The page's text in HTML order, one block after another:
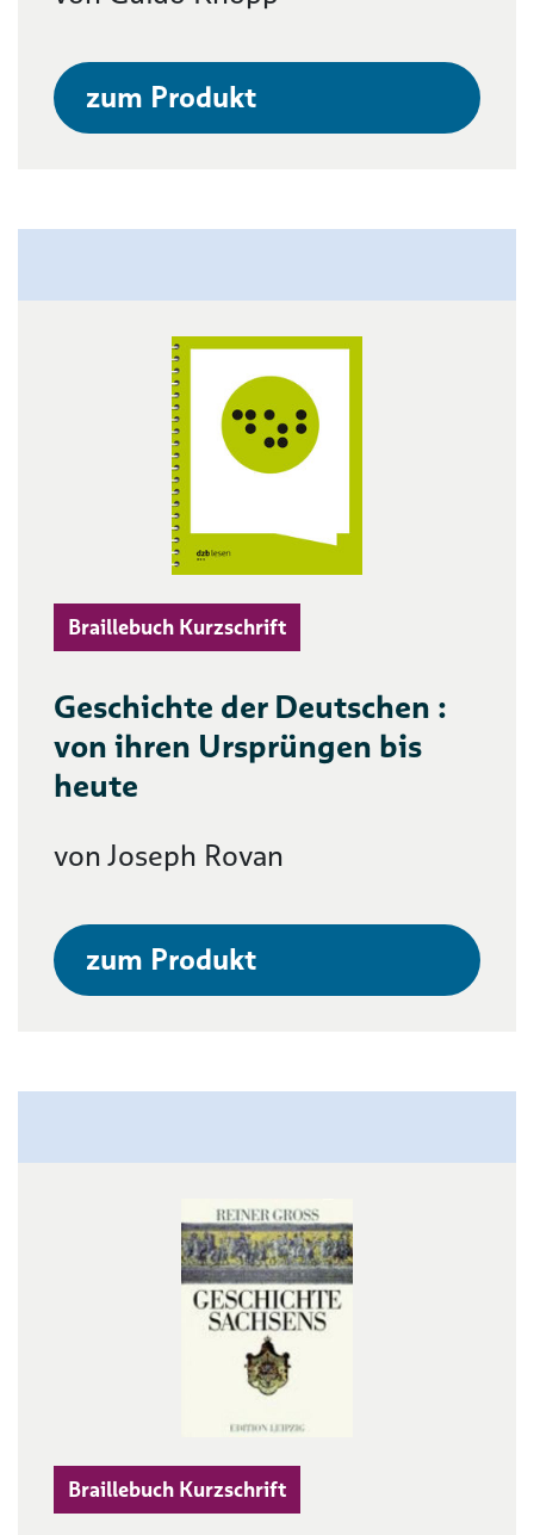
zum Produkt
Braillebuch Kurzschrift
Geschichte der Deutschen :
von ihren Ursprüngen bis
heute
von Joseph Rovan
zum Produkt
Braillebuch Kurzschrift